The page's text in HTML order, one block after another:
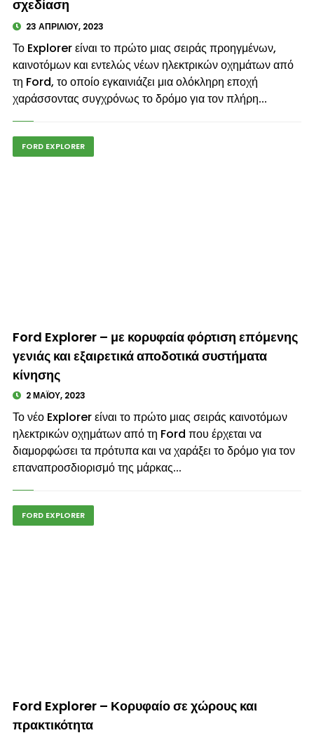
σχεδίαση
23 ΑΠΡΙΛΊΟΥ, 2023
Το Explorer είναι το πρώτο μιας σειράς προηγμένων,
καινοτόμων και εντελώς νέων ηλεκτρικών οχημάτων από
τη Ford, το οποίο εγκαινιάζει μια ολόκληρη εποχή
χαράσσοντας συγχρόνως το δρόμο για τον πλήρη...
FORD EXPLORER
© enkinisi.gr
Ford Explorer – με κορυφαία φόρτιση επόμενης
γενιάς και εξαιρετικά αποδοτικά συστήματα
κίνησης
2 ΜΑΪ́ΟΥ, 2023
Το νέο Explorer είναι το πρώτο μιας σειράς καινοτόμων
ηλεκτρικών οχημάτων από τη Ford που έρχεται να
διαμορφώσει τα πρότυπα και να χαράξει το δρόμο για τον
επαναπροσδιορισμό της μάρκας...
FORD EXPLORER
Ford Explorer – Κορυφαίο σε χώρους και
πρακτικότητα